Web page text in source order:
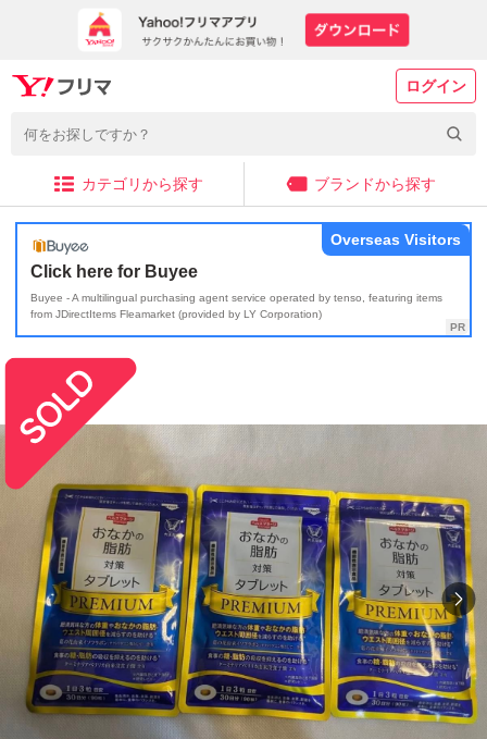
ログイン
カテゴリから探す ブランドから探す
Click here for Buyee
Buyee - A multilingual purchasing agent service operated by tenso, featuring items
from JDirectItems Fleamarket (provided by LY Corporation)
Overseas Visitors